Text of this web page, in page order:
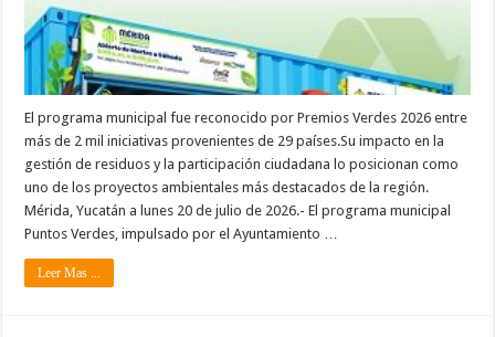
El programa municipal fue reconocido por Premios Verdes 2026 entre
más de 2 mil iniciativas provenientes de 29 países.Su impacto en la
gestión de residuos y la participación ciudadana lo posicionan como
uno de los proyectos ambientales más destacados de la región.
Mérida, Yucatán a lunes 20 de julio de 2026.- El programa municipal
Puntos Verdes, impulsado por el Ayuntamiento …
Leer Mas ...